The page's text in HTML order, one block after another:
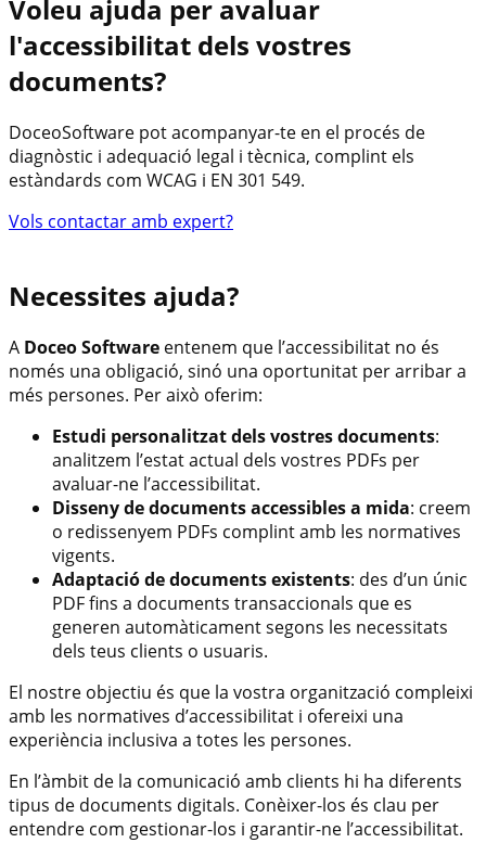
Voleu ajuda per avaluar
l'accessibilitat dels vostres
documents?
DoceoSoftware pot acompanyar-te en el procés de
diagnòstic i adequació legal i tècnica, complint els
estàndards com WCAG i EN 301 549.
Vols contactar amb expert?
Necessites ajuda?
A Doceo Software entenem que l’accessibilitat no és
només una obligació, sinó una oportunitat per arribar a
més persones. Per això oferim:
Estudi personalitzat dels vostres documents:
analitzem l’estat actual dels vostres PDFs per
avaluar-ne l’accessibilitat.
Disseny de documents accessibles a mida: creem
o redissenyem PDFs complint amb les normatives
vigents.
Adaptació de documents existents: des d’un únic
PDF fins a documents transaccionals que es
generen automàticament segons les necessitats
dels teus clients o usuaris.
El nostre objectiu és que la vostra organització compleixi
amb les normatives d’accessibilitat i ofereixi una
experiència inclusiva a totes les persones.
En l’àmbit de la comunicació amb clients hi ha diferents
tipus de documents digitals. Conèixer-los és clau per
entendre com gestionar-los i garantir-ne l’accessibilitat.